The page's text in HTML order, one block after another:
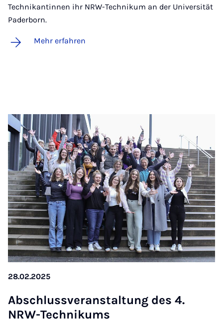
Technikantinnen ihr NRW-Technikum an der Universität
Paderborn.
Mehr erfahren
28.02.2025
Ab­schluss­ver­an­stal­tung des 4.
NRW-Tech­ni­kums